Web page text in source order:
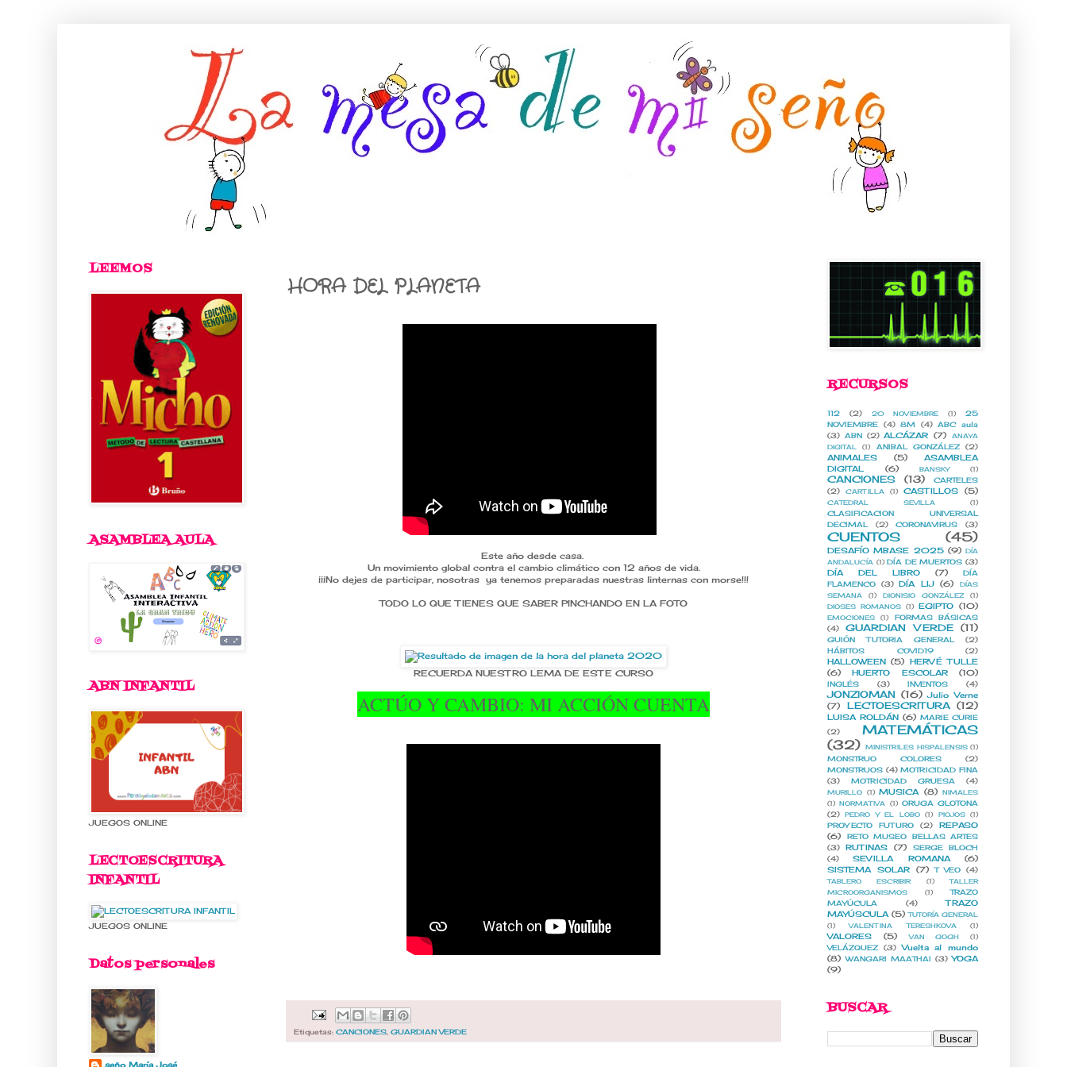
HORA DEL PLANETA
Este año desde casa.
Un movimiento global contra el cambio climático con 12 años de vida.
¡¡¡No dejes de participar, nosotras ya tenemos preparadas nuestras linternas con morse!!!
TODO LO QUE TIENES QUE SABER PINCHANDO EN LA FOTO
RECUERDA NUESTRO LEMA DE ESTE CURSO
ACTÚO Y CAMBIO: MI ACCIÓN CUENTA
Etiquetas: CANCIONES GUARDIAN VERDE
LEEMOS
ASAMBLEA AULA
ABN INFANTIL
JUEGOS ONLINE
LECTOESCRITURA
INFANTIL
JUEGOS ONLINE
Datos personales
seño María José
RECURSOS
112 (2) 20 NOVIEMBRE (1)
25
NOVIEMBRE
(4) 8M (4)
ABC aula
(3) ABN (2) ALCÁZAR (7)
ANAYA
DIGITAL
(1) ANIBAL GONZÁLEZ (2)
ANIMALES (5)
ASAMBLEA
DIGITAL
(6) BANSKY (1)
CANCIONES (13)
CARTELES
(2)
CARTILLA (1) CASTILLOS (5)
CATEDRAL SEVILLA (1)
CLASIFICACION UNIVERSAL
DECIMAL
(2) CORONAVIRUS (3)
CUENTOS (45)
DESAFÍO MBASE 2025 (9) DÍA
ANDALUCÍA (1) DÍA DE MUERTOS (3)
DÍA DEL LIBRO (7)
DÍA
FLAMENCO
(3) DÍA LIJ (6)
DÍAS
SEMANA
(1) DIONISIO GONZÁLEZ
(1)
DIOSES ROMANOS (1) EGIPTO (10)
EMOCIONES (1)
FORMAS BÁSICAS
(4)
GUARDIAN VERDE (11)
GUIÓN TUTORIA GENERAL
(2)
HÁBITOS COVID19
(2)
HALLOWEEN (5) HERVÉ TULLE
(6)
HUERTO ESCOLAR (10)
INGLÉS (3) INVENTOS (4)
JONZIOMAN (16) Julio Verne
(7)
LECTOESCRITURA (12)
LUISA ROLDÁN (6) MARIE CURIE
(2)
MATEMÁTICAS
(32)
MINISTRILES HISPALENSIS (1)
MONSTRUO COLORES
(2)
MONSTRUOS (4) MOTRICIDAD FINA
(3)
MOTRICIDAD GRUESA (4)
MURILLO (1) MUSICA (8)
NIMALES
(1) NORMATIVA (1) ORUGA GLOTONA
(2)
PEDRO Y EL LOBO (1) PIOJOS (1)
PROYECTO FUTURO (2)
REPASO
(6)
RETO MUSEO BELLAS ARTES
(3)
RUTINAS (7)
SERGE BLOCH
(4)
SEVILLA ROMANA
(6)
SISTEMA SOLAR
(7) T VEO (4)
TABLERO ESCRIBIR (1)
TALLER
MICROORGANISMOS
(1)
TRAZO
MAYÚCULA
(4)
TRAZO
MAYÚSCULA (5) TUTORÍA GENERAL
(1)
VALENTINA TERESHKOVA (1)
VALORES (5) VAN GOGH (1)
VELÁZQUEZ (3)
Vuelta al mundo
(8) WANGARI MAATHAI (3) YOGA
(9)
BUSCAR